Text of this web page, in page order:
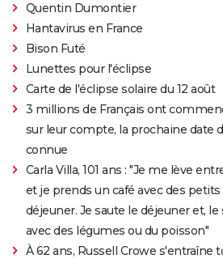
Quentin Dumontier
Hantavirus en France
Bison Futé
Lunettes pour l'éclipse
Carte de l'éclipse solaire du 12 août
3 millions de Français ont
sur leur compte, la prochaine date
connue
Carla Villa, 101 ans : "Je me lève
et je prends un café avec des
déjeuner. Je saute le déjeuner et,
avec des légumes ou du poisson"
À 62 ans, Russell Crowe s'entraîne